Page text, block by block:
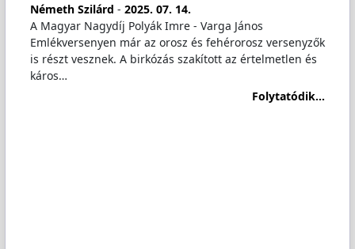
Németh Szilárd - 2025. 07. 14.
A Magyar Nagydíj Polyák Imre - Varga János
Emlékversenyen már az orosz és fehérorosz versenyzők
is részt vesznek. A birkózás szakított az értelmetlen és
káros…
Folytatódik...